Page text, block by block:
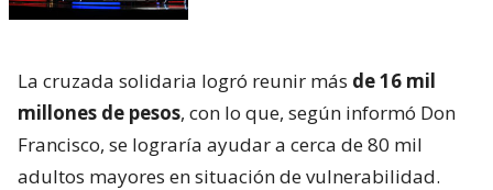
La cruzada solidaria logró reunir más de 16 mil
millones de pesos, con lo que, según informó Don
Francisco, se lograría ayudar a cerca de 80 mil
adultos mayores en situación de vulnerabilidad.